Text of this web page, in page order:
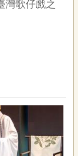
灣歌仔戲之